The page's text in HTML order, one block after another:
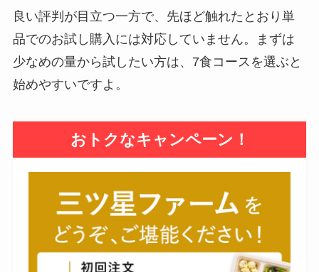
良い評判が目立つ一方で、先ほど触れたとおり単
品でのお試し購入には対応していません。まずは
少なめの量から試したい方は、7食コースを選ぶと
始めやすいですよ。
おトクなキャンペーン！